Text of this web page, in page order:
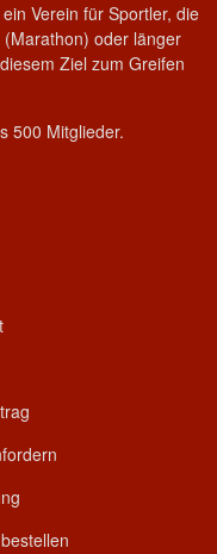
Verein für Sportler, die
oder länger
Ziel zum Greifen
500 Mitglieder.